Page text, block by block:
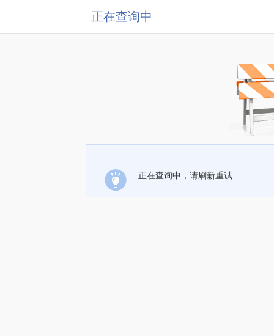
正在查询中
正在查询中，请刷新重试